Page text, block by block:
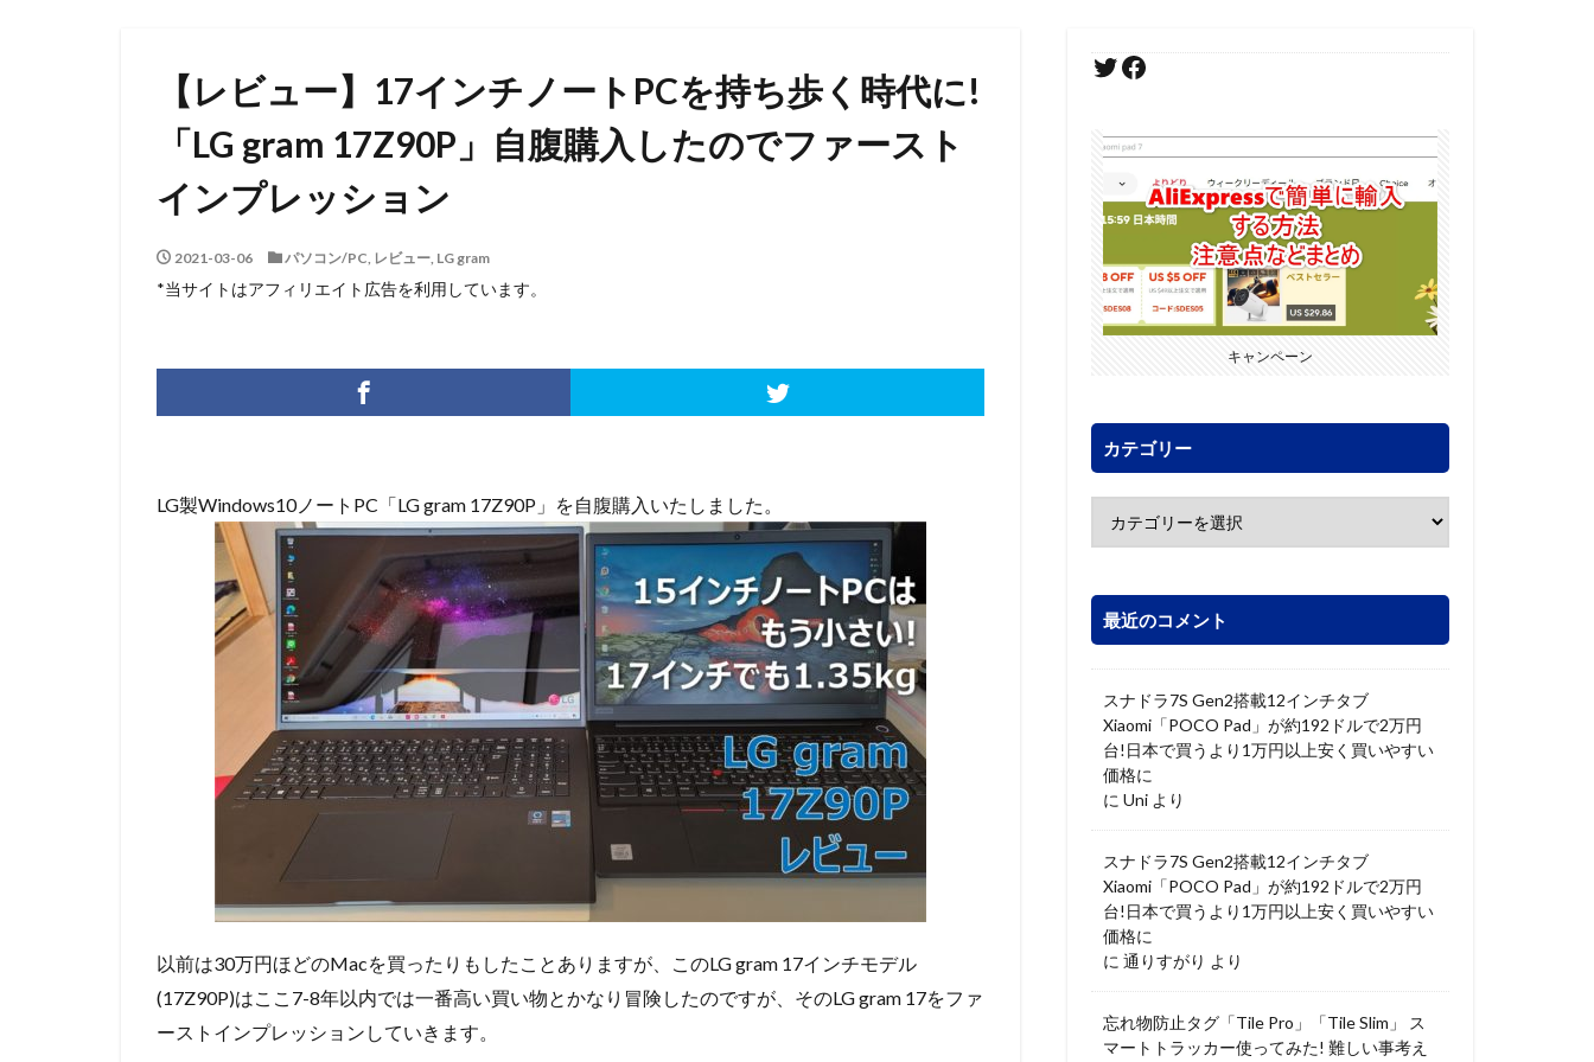
【レビュー】17インチノートPCを持ち歩く時代に!
「LG gram 17Z90P」自腹購入したのでファースト
インプレッション
2021-03-06 パソコン/PC, レビュー, LG gram
*当サイトはアフィリエイト広告を利用しています。
LG製Windows10ノートPC「LG gram 17Z90P」を自腹購入いたしました。
以前は30万円ほどのMacを買ったりもしたことありますが、このLG gram 17インチモデル
(17Z90P)はここ7-8年以内では一番高い買い物とかなり冒険したのですが、そのLG gram 17をファ
ーストインプレッションしていきます。
キャンペーン
カテゴリー
最近のコメント
スナドラ7S Gen2搭載12インチタブ
Xiaomi「POCO Pad」が約192ドルで2万円
台!日本で買うより1万円以上安く買いやすい
価格に
に Uni より
スナドラ7S Gen2搭載12インチタブ
Xiaomi「POCO Pad」が約192ドルで2万円
台!日本で買うより1万円以上安く買いやすい
価格に
に 通りすがり より
忘れ物防止タグ「Tile Pro」「Tile Slim」 ス
マートトラッカー使ってみた! 難しい事考え